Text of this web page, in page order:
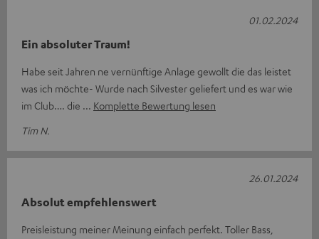
Ein absoluter Traum!
Habe seit Jahren ne vernünftige Anlage gewollt die das leistet
was ich möchte- Wurde nach Silvester geliefert und es war wie
im Club…. die
Komplette Bewertung lesen
Tim N.
01.02.2024
Absolut empfehlenswert
Preisleistung meiner Meinung einfach perfekt. Toller Bass,
26.01.2024